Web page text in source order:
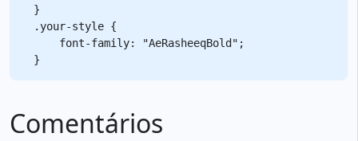
}
.your-style {
    font-family: "AeRasheeqBold";
Comentários